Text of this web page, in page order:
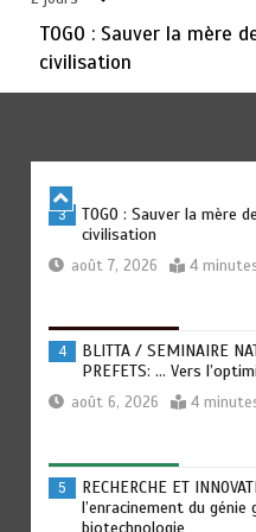
TOGO : Sauver la mère
civilisation
d’avoir une Feuille de
3
TOGO : Sauver la mère
civilisation
août 7, 2026 4
4
BLITTA / SEMINAIRE
PREFETS: … Vers
août 6, 2026 4
5
RECHERCHE ET
l’enracinement du
biotechnologie